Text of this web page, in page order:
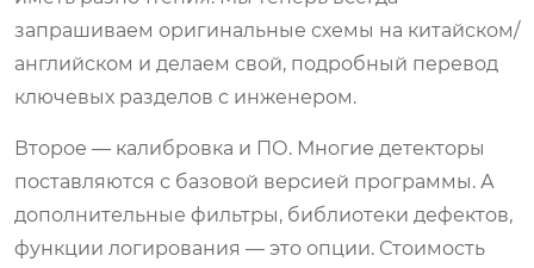
запрашиваем оригинальные схемы на китайском/
английском и делаем свой, подробный перевод
ключевых разделов с инженером.
Второе — калибровка и ПО. Многие детекторы
поставляются с базовой версией программы. А
дополнительные фильтры, библиотеки дефектов,
функции логирования — это опции. Стоимость